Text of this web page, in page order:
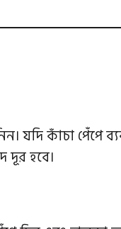
যদি কাঁচা পেঁপে
দূর হবে।